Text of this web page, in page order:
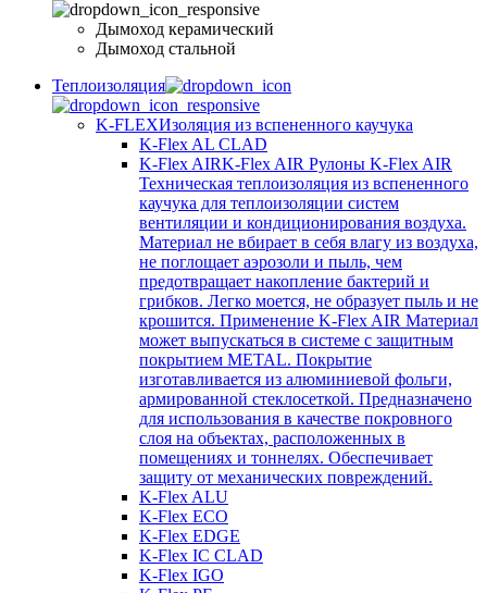
Дымоход керамический
Дымоход стальной
Теплоизоляция
K-FLEXИзоляция из вспененного каучука
K-Flex AL CLAD
K-Flex AIRK-Flex AIR Рулоны K-Flex AIR
Техническая теплоизоляция из вспененного
каучука для теплоизоляции систем
вентиляции и кондиционирования воздуха.
Материал не вбирает в себя влагу из воздуха,
не поглощает аэрозоли и пыль, чем
предотвращает накопление бактерий и
грибков. Легко моется, не образует пыль и не
крошится. Применение K-Flex AIR Материал
может выпускаться в системе c защитным
покрытием METAL. Покрытие
изготавливается из алюминиевой фольги,
армированной стеклосеткой. Предназначено
для использования в качестве покровного
слоя на объектах, расположенных в
помещениях и тоннелях. Обеспечивает
защиту от механических повреждений.
K-Flex ALU
K-Flex ECO
K-Flex EDGE
K-Flex IC CLAD
K-Flex IGO